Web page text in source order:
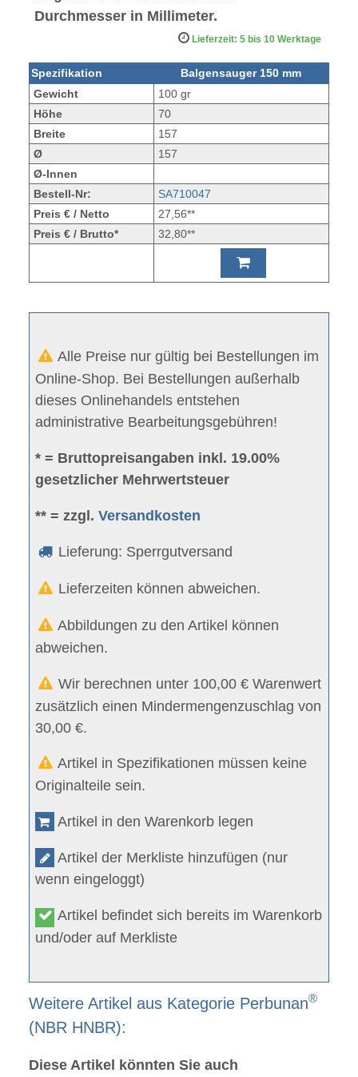
Durchmesser in Millimeter.
Lieferzeit: 5 bis 10 Werktage
Spezifikation
Balgensauger 150 mm
Gewicht
100 gr
Höhe
70
Breite
157
Ø
157
Ø-Innen
Bestell-Nr:
SA710047
Preis € / Netto
27,56**
Preis € / Brutto*
32,80**
Alle Preise nur gültig bei Bestellungen im
Online-Shop. Bei Bestellungen außerhalb
dieses Onlinehandels entstehen
administrative Bearbeitungsgebühren!
* = Bruttopreisangaben inkl. 19.00%
gesetzlicher Mehrwertsteuer
** = zzgl.Versandkosten
Lieferung: Sperrgutversand
Lieferzeiten können abweichen.
Abbildungen zu den Artikel können
abweichen.
Wir berechnen unter 100,00 € Warenwert
zusätzlich einen Mindermengenzuschlag von
30,00 €.
Artikel in Spezifikationen müssen keine
Originalteile sein.
Artikel in den Warenkorb legen
Artikel der Merkliste hinzufügen (nur
wenn eingeloggt)
Artikel befindet sich bereits im Warenkorb
und/oder auf Merkliste
Weitere Artikel aus Kategorie Perbunan®
(NBR HNBR):
Diese Artikel könnten Sie auch